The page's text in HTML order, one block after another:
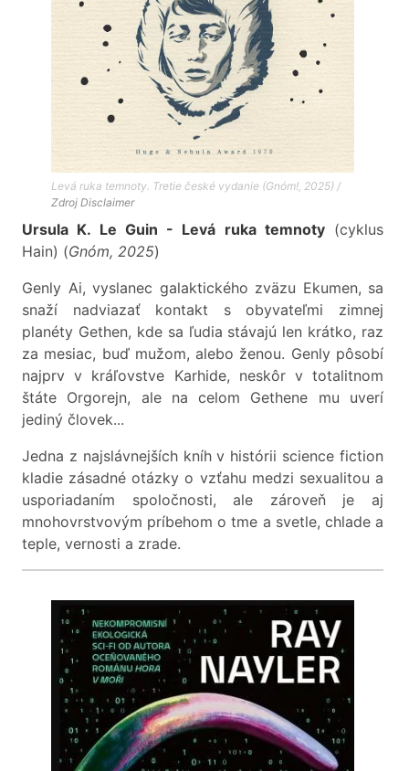
Levá ruka temnoty. Tretie české vydanie (Gnóm!, 2025) /
Zdroj Disclaimer
Ursula K. Le Guin - Levá ruka temnoty(cyklus
Hain) (Gnóm, 2025)
Genly Ai, vyslanec galaktického zväzu Ekumen, sa
snaží nadviazať kontakt s obyvateľmi zimnej
planéty Gethen, kde sa ľudia stávajú len krátko, raz
za mesiac, buď mužom, alebo ženou. Genly pôsobí
najprv v kráľovstve Karhide, neskôr v totalitnom
štáte Orgorejn, ale na celom Gethene mu uverí
jediný človek...
Jedna z najslávnejších kníh v histórii science fiction
kladie zásadné otázky o vzťahu medzi sexualitou a
usporiadaním spoločnosti, ale zároveň je aj
mnohovrstvovým príbehom o tme a svetle, chlade a
teple, vernosti a zrade.